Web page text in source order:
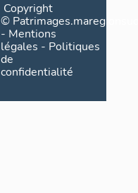
Copyright
©
- Mentions
légales - Politiques
de
confidentialité